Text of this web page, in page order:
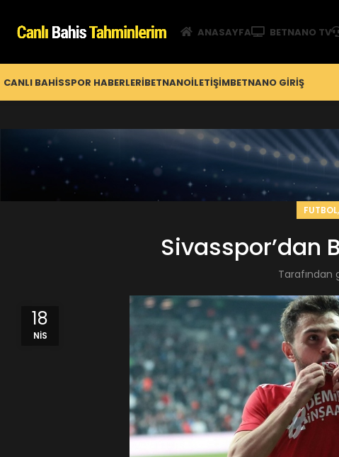
ANASAYFA BETNANO TV
CANLI BAHISSPOR HABERLERIBETNANOİLETIŞIMBETNANO GİRIŞ
FUTBOL,
Sivasspor’dan
Tarafından
18
NIS